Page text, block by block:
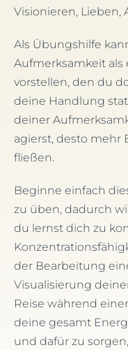
Visionieren, Lieben,
Als Übungshilfe
Aufmerksamkeit
vorstellen, den du
deine Handlung
deiner
agierst, desto mehr
fließen.
Beginne einfach
zu üben, dadurch
du lernst dich zu
der Bearbeitung
Visualisierung
Reise während
deine gesamt
und dafür zu